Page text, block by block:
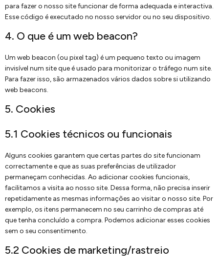
para fazer o nosso site funcionar de forma adequada e interactiva.
Esse código é executado no nosso servidor ou no seu dispositivo.
4. O que é um web beacon?
Um web beacon (ou pixel tag) é um pequeno texto ou imagem
invisível num site que é usado para monitorizar o tráfego num site.
Para fazer isso, são armazenados vários dados sobre si utilizando
web beacons.
5. Cookies
5.1 Cookies técnicos ou funcionais
Alguns cookies garantem que certas partes do site funcionam
correctamente e que as suas preferências de utilizador
permaneçam conhecidas. Ao adicionar cookies funcionais,
facilitamos a visita ao nosso site. Dessa forma, não precisa inserir
repetidamente as mesmas informações ao visitar o nosso site. Por
exemplo, os itens permanecem no seu carrinho de compras até
que tenha concluído a compra. Podemos adicionar esses cookies
sem o seu consentimento.
5.2 Cookies de marketing/rastreio